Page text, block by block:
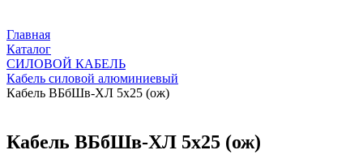
Главная
Каталог
СИЛОВОЙ КАБЕЛЬ
Кабель силовой алюминиевый
Кабель ВБбШв-ХЛ 5х25 (ож)
Кабель ВБбШв-ХЛ 5х25 (ож)